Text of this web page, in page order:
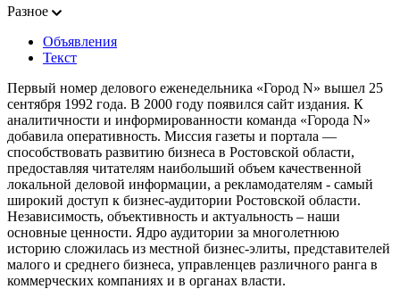
Разное
Объявления
Текст
Первый номер делового еженедельника «Город N» вышел 25
сентября 1992 года. В 2000 году появился сайт издания. К
аналитичности и информированности команда «Города N»
добавила оперативность. Миссия газеты и портала —
способствовать развитию бизнеса в Ростовской области,
предоставляя читателям наибольший объем качественной
локальной деловой информации, а рекламодателям - самый
широкий доступ к бизнес-аудитории Ростовской области.
Независимость, объективность и актуальность – наши
основные ценности. Ядро аудитории за многолетнюю
историю сложилась из местной бизнес-элиты, представителей
малого и среднего бизнеса, управленцев различного ранга в
коммерческих компаниях и в органах власти.